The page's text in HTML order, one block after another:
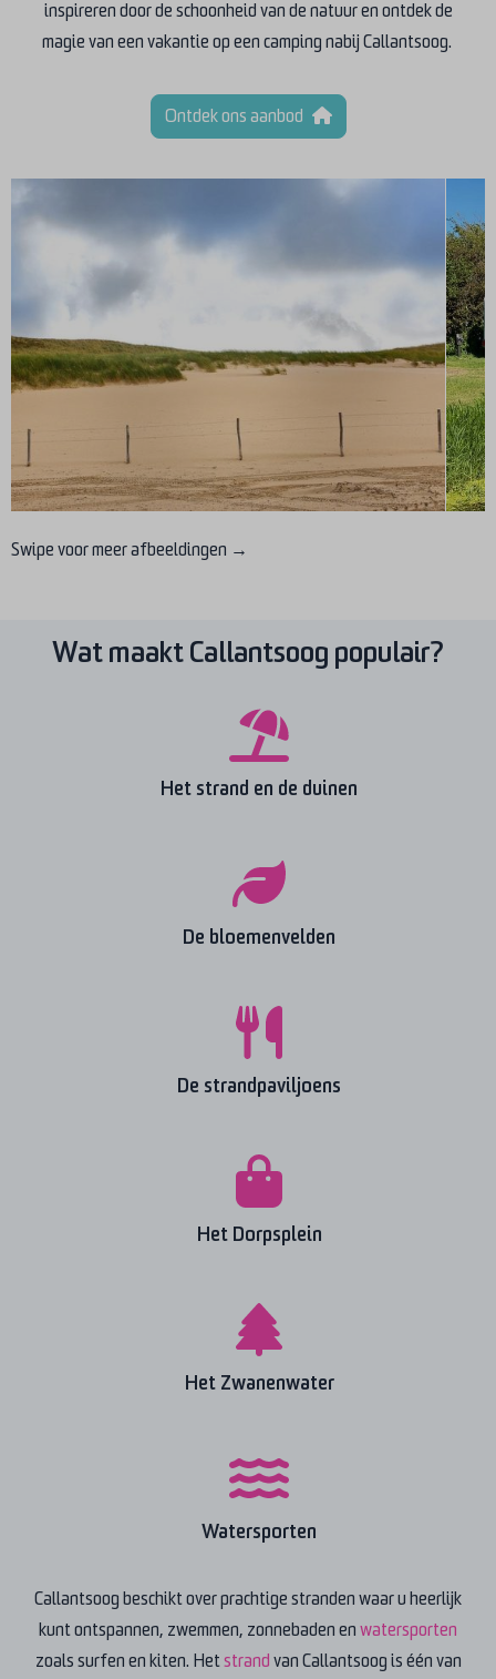
inspireren door de schoonheid van de natuur en ontdek de
magie van een vakantie op een camping nabij Callantsoog.
Ontdek ons aanbod
Swipe voor meer afbeeldingen →
Wat maakt Callantsoog populair?
Het strand en de duinen
De bloemenvelden
De strandpaviljoens
Het Dorpsplein
Het Zwanenwater
Watersporten
Callantsoog beschikt over prachtige stranden waar u heerlijk
kunt ontspannen, zwemmen, zonnebaden en watersporten
zoals surfen en kiten. Hetstrand van Callantsoog is één van